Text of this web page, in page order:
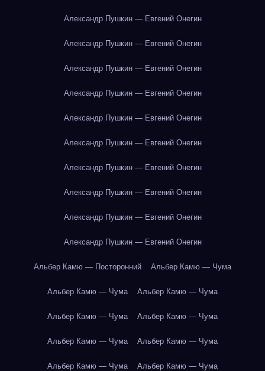
Александр Пушкин — Евгений Онегин
Александр Пушкин — Евгений Онегин
Александр Пушкин — Евгений Онегин
Александр Пушкин — Евгений Онегин
Александр Пушкин — Евгений Онегин
Александр Пушкин — Евгений Онегин
Александр Пушкин — Евгений Онегин
Александр Пушкин — Евгений Онегин
Александр Пушкин — Евгений Онегин
Александр Пушкин — Евгений Онегин
Альбер Камю — Посторонний Альбер Камю — Чума
Альбер Камю — Чума Альбер Камю — Чума
Альбер Камю — Чума Альбер Камю — Чума
Альбер Камю — Чума Альбер Камю — Чума
Альбер Камю — Чума Альбер Камю — Чума